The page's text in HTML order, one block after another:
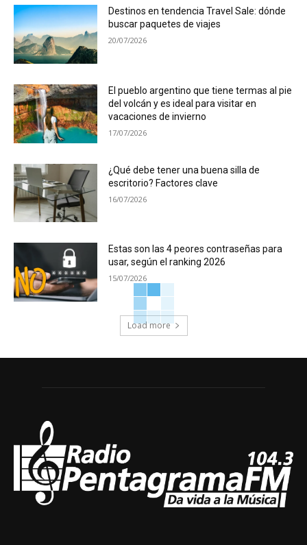
Destinos en tendencia Travel Sale: dónde
buscar paquetes de viajes
20/07/2026
El pueblo argentino que tiene termas al pie
del volcán y es ideal para visitar en
vacaciones de invierno
17/07/2026
¿Qué debe tener una buena silla de
escritorio? Factores clave
16/07/2026
Estas son las 4 peores contraseñas para
usar, según el ranking 2026
15/07/2026
Load more